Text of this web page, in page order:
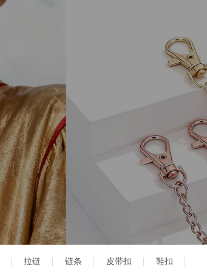
拉链 链条 皮带扣 鞋扣